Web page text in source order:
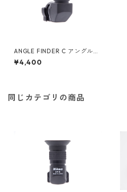
ANGLE FINDER C アングルフ
ァインダー Canon キヤノン
¥4,400
同じカテゴリの商品